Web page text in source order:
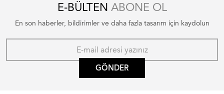
E-BÜLTEN ABONE OL
En son haberler, bildirimler ve daha fazla tasarım için kaydolun
GÖNDER